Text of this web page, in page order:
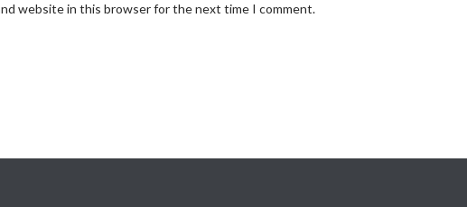
website in this browser for the next time I comment.